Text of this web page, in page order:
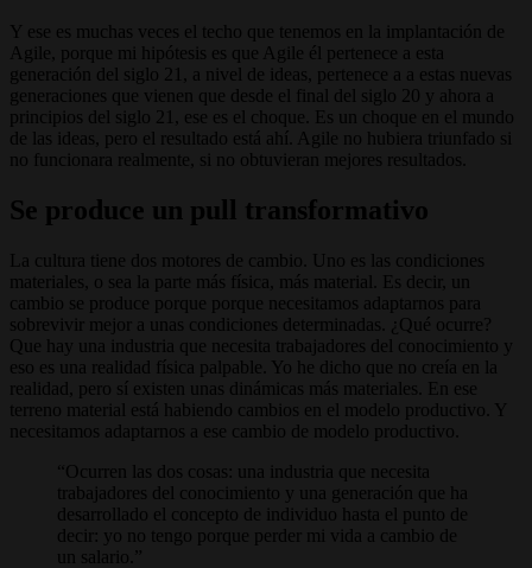
Y ese es muchas veces el techo que tenemos en la implantación de
Agile, porque mi hipótesis es que Agile él pertenece a esta
generación del siglo 21, a nivel de ideas, pertenece a a estas nuevas
generaciones que vienen que desde el final del siglo 20 y ahora a
principios del siglo 21, ese es el choque. Es un choque en el mundo
de las ideas, pero el resultado está ahí. Agile no hubiera triunfado si
no funcionara realmente, si no obtuvieran mejores resultados.
Se produce un pull transformativo
La cultura tiene dos motores de cambio. Uno es las condiciones
materiales, o sea la parte más física, más material. Es decir, un
cambio se produce porque porque necesitamos adaptarnos para
sobrevivir mejor a unas condiciones determinadas. ¿Qué ocurre?
Que hay una industria que necesita trabajadores del conocimiento y
eso es una realidad física palpable. Yo he dicho que no creía en la
realidad, pero sí existen unas dinámicas más materiales. En ese
terreno material está habiendo cambios en el modelo productivo. Y
necesitamos adaptarnos a ese cambio de modelo productivo.
Ocurren las dos cosas: una industria que necesita
trabajadores del conocimiento y una generación que ha
desarrollado el concepto de individuo hasta el punto de
decir: yo no tengo porque perder mi vida a cambio de
un salario.